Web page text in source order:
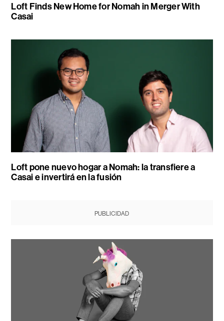
Loft Finds New Home for Nomah in Merger With
Casai
Loft pone nuevo hogar a Nomah: la transfiere a
Casai e invertirá en la fusión
PUBLICIDAD